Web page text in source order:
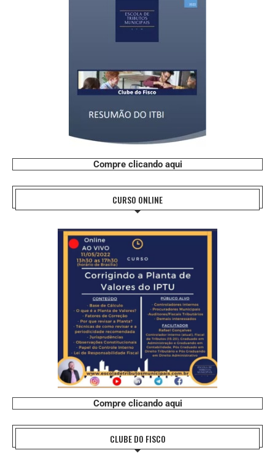
Compre clicando aqui
CURSO ONLINE
Compre clicando aqui
CLUBE DO FISCO